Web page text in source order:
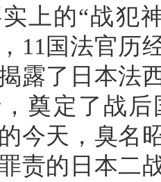
上的“战犯
11国法官历
露了日本法
奠定了战
今天，臭名
责的日本二